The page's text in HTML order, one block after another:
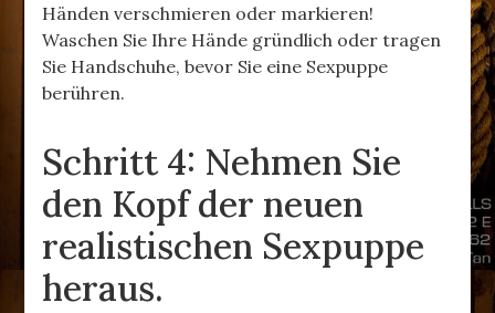
Händen verschmieren oder markieren!
Waschen Sie Ihre Hände gründlich oder tragen
Sie Handschuhe, bevor Sie eine Sexpuppe
berühren.
Schritt 4: Nehmen Sie
den Kopf der neuen
realistischen Sexpuppe
heraus.